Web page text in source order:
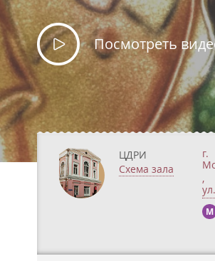
Посмотреть
ЦДРИ
Схема зала
г.
,
М